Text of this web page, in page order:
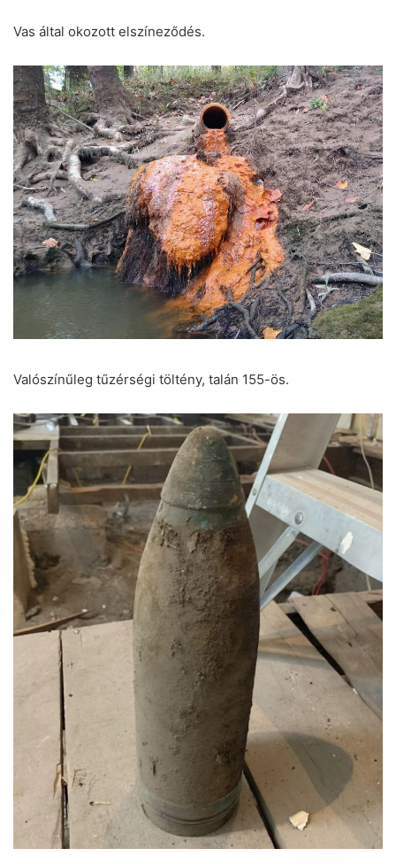
Vas által okozott elszíneződés.
Valószínűleg tűzérségi töltény, talán 155-ös.